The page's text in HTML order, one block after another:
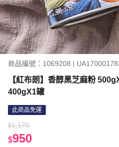
商品編號：1069208 |
【紅布朗】香醇黑芝麻粉
400gX1罐
此商品免運
$1,170
$950